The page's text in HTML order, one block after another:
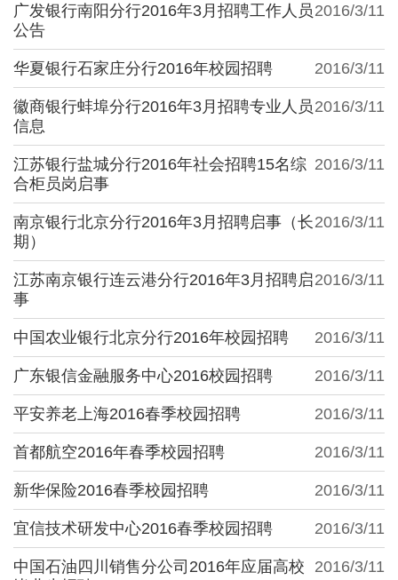
2016/3/11
广发银行南阳分行2016年3月招聘工作人员
公告
2016/3/11
华夏银行石家庄分行2016年校园招聘
2016/3/11
徽商银行蚌埠分行2016年3月招聘专业人员
信息
2016/3/11
江苏银行盐城分行2016年社会招聘15名综
合柜员岗启事
2016/3/11
南京银行北京分行2016年3月招聘启事（长
期）
2016/3/11
江苏南京银行连云港分行2016年3月招聘启
事
2016/3/11
中国农业银行北京分行2016年校园招聘
2016/3/11
广东银信金融服务中心2016校园招聘
2016/3/11
平安养老上海2016春季校园招聘
2016/3/11
首都航空2016年春季校园招聘
2016/3/11
新华保险2016春季校园招聘
2016/3/11
宜信技术研发中心2016春季校园招聘
2016/3/11
中国石油四川销售分公司2016年应届高校